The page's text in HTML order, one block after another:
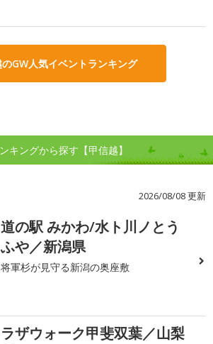
GW人気イベントランキング
キングから探す【甲信越】
2026/08/08 更新
道の駅 みかわ/水ト川ノとう
ふや／新潟県
将軍杉が見守る新潟の奥座敷
ラザウォーク甲斐双葉／山梨